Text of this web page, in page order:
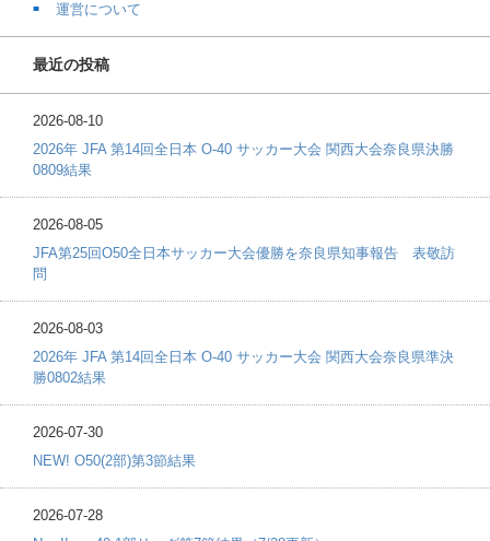
運営について
最近の投稿
2026-08-10
2026年 JFA 第14回全日本 O-40 サッカー大会 関西大会奈良県決勝
0809結果
2026-08-05
JFA第25回O50全日本サッカー大会優勝を奈良県知事報告 表敬訪
問
2026-08-03
2026年 JFA 第14回全日本 O-40 サッカー大会 関西大会奈良県準決
勝0802結果
2026-07-30
NEW! O50(2部)第3節結果
2026-07-28